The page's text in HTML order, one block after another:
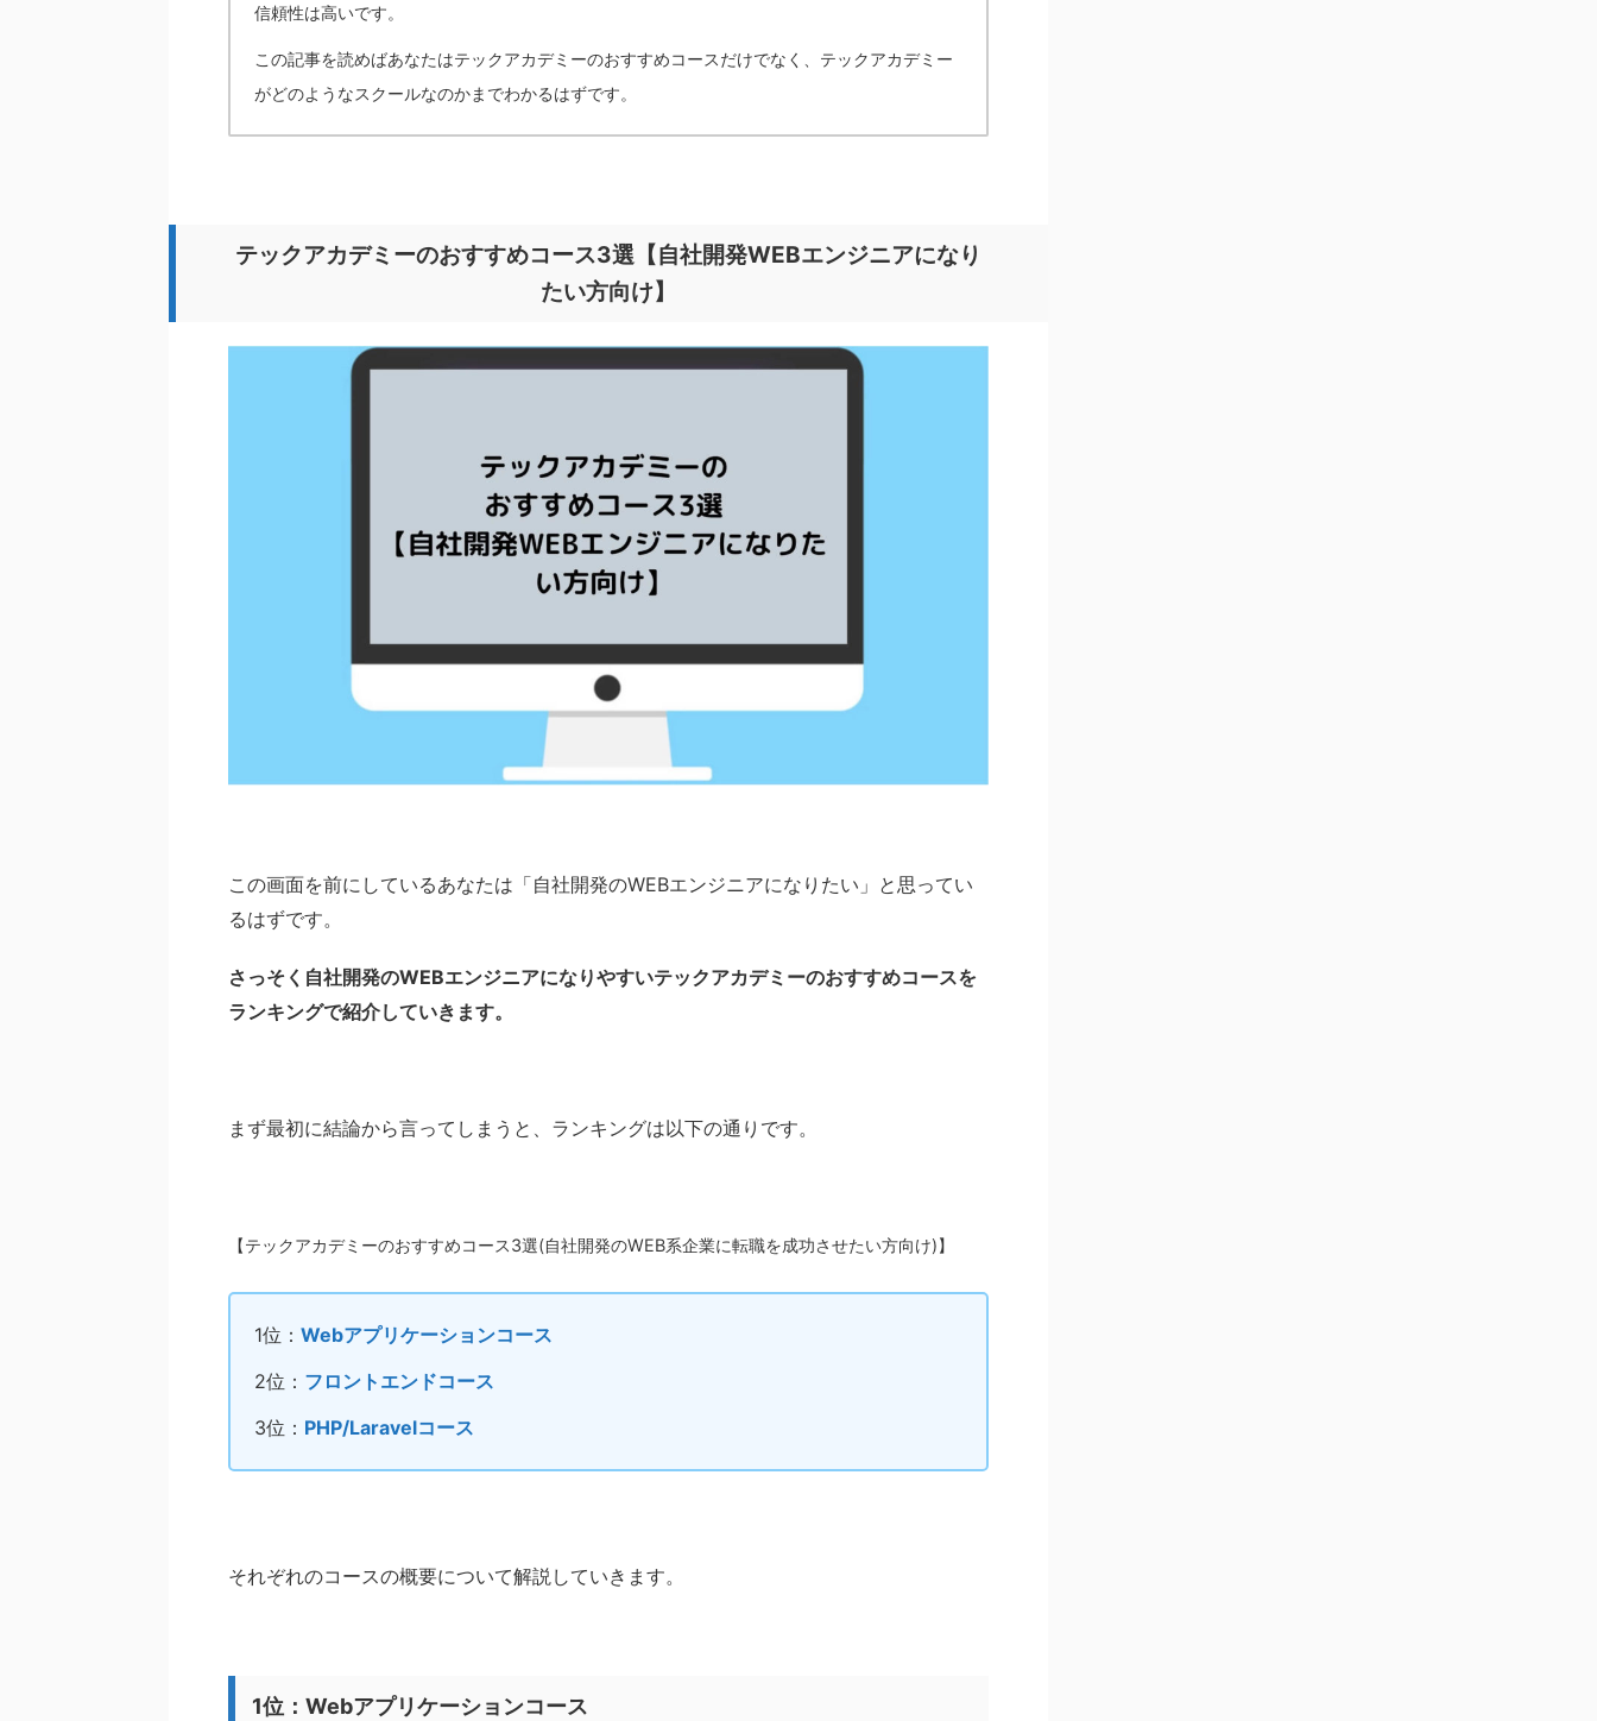
信頼性は高いです。
この記事を読めばあなたはテックアカデミーのおすすめコースだけでなく、テックアカデミー
がどのようなスクールなのかまでわかるはずです。
テックアカデミーのおすすめコース3選【自社開発WEBエンジニアになり
たい方向け】
この画面を前にしているあなたは「自社開発のWEBエンジニアになりたい」と思ってい
るはずです。
さっそく自社開発のWEBエンジニアになりやすいテックアカデミーのおすすめコースを
ランキングで紹介していきます。
まず最初に結論から言ってしまうと、ランキングは以下の通りです。
【テックアカデミーのおすすめコース3選(自社開発のWEB系企業に転職を成功させたい方向け)】
1位： Webアプリケーションコース
2位： フロントエンドコース
3位： PHP/Laravelコース
それぞれのコースの概要について解説していきます。
1位：Webアプリケーションコース